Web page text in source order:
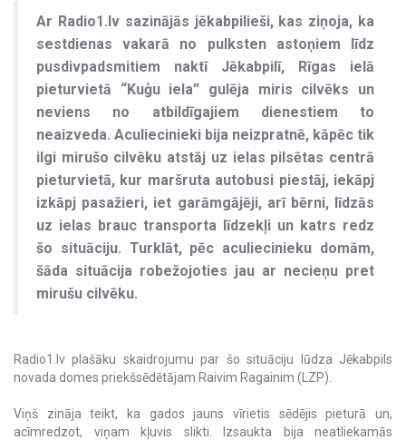
Ar Radio1.lv sazinājās jēkabpilieši, kas ziņoja, ka
sestdienas vakarā no pulksten astoņiem līdz
pusdivpadsmitiem naktī Jēkabpilī, Rīgas ielā
pieturvietā “Kuģu iela” gulēja miris cilvēks un
neviens no atbildīgajiem dienestiem to
neaizveda. Aculiecinieki bija neizpratnē, kāpēc tik
ilgi mirušo cilvēku atstāj uz ielas pilsētas centrā
pieturvietā, kur maršruta autobusi piestāj, iekāpj
izkāpj pasažieri, iet garāmgājēji, arī bērni, līdzās
uz ielas brauc transporta līdzekļi un katrs redz
šo situāciju. Turklāt, pēc aculiecinieku domām,
šāda situācija robežojoties jau ar necieņu pret
mirušu cilvēku.
Radio1.lv plašāku skaidrojumu par šo situāciju lūdza Jēkabpils
novada domes priekšsēdētājam Raivim Ragainim (LZP).
Viņš zināja teikt, ka gados jauns vīrietis sēdējis pieturā un,
acīmredzot, viņam kļuvis slikti. Izsaukta bija neatliekamās